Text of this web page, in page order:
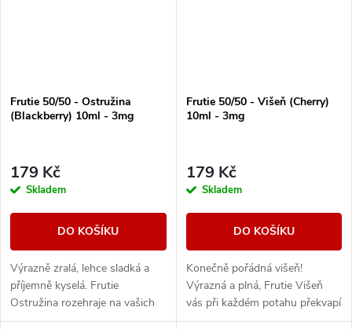
Frutie 50/50 - Ostružina
(Blackberry) 10ml - 3mg
179 Kč
Skladem
DO KOŠÍKU
Výrazně zralá, lehce sladká a
příjemně kyselá. Frutie
Ostružina rozehraje na vašich
chuťových pohárcích komplexní
Frutie 50/50 - Višeň (Cherry)
10ml - 3mg
179 Kč
Skladem
DO KOŠÍKU
Konečně pořádná višeň!
Výrazná a plná, Frutie Višeň
vás při každém potahu překvapí
svou intenzivní a věrnou chutí,